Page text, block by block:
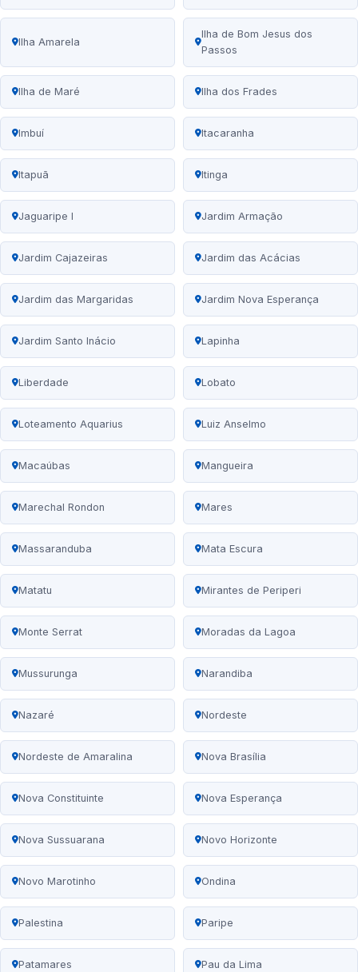
Ilha Amarela
Ilha de Bom Jesus dos
Passos
Ilha de Maré Ilha dos Frades
Imbuí Itacaranha
Itapuã Itinga
Jaguaripe I Jardim Armação
Jardim Cajazeiras Jardim das Acácias
Jardim das Margaridas Jardim Nova Esperança
Jardim Santo Inácio Lapinha
Liberdade Lobato
Loteamento Aquarius Luiz Anselmo
Macaúbas Mangueira
Marechal Rondon Mares
Massaranduba Mata Escura
Matatu Mirantes de Periperi
Monte Serrat Moradas da Lagoa
Mussurunga Narandiba
Nazaré Nordeste
Nordeste de Amaralina Nova Brasília
Nova Constituinte Nova Esperança
Nova Sussuarana Novo Horizonte
Novo Marotinho Ondina
Palestina Paripe
Patamares Pau da Lima